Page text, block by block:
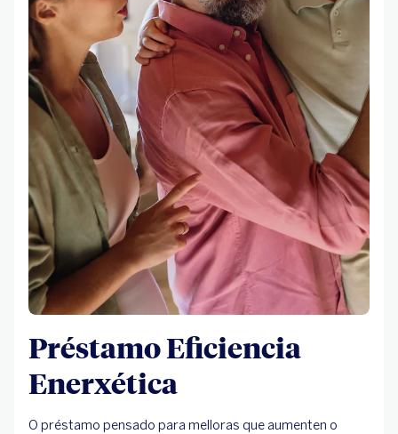
Préstamo Eficiencia
Enerxética
O préstamo pensado para melloras que aumenten o